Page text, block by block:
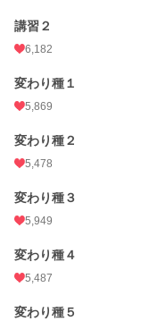
講習２
6,182
変わり種１
5,869
変わり種２
5,478
変わり種３
5,949
変わり種４
5,487
変わり種５